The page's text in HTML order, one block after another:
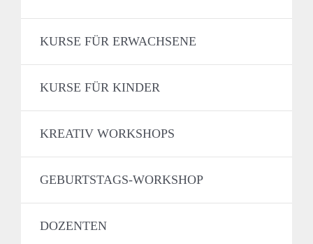
KURSE FÜR ERWACHSENE
KURSE FÜR KINDER
KREATIV WORKSHOPS
GEBURTSTAGS-WORKSHOP
DOZENTEN